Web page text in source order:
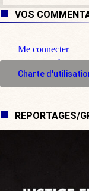
VOS
Me connecter
M'inscrire à
Charte
REPORTAGES/